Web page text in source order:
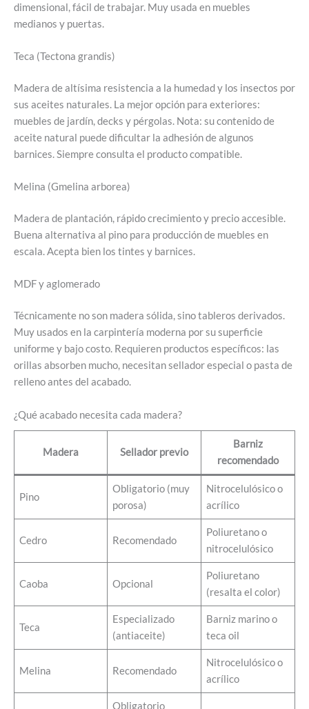
dimensional, fácil de trabajar. Muy usada en muebles
medianos y puertas.
Teca (Tectona grandis)
Madera de altísima resistencia a la humedad y los insectos por
sus aceites naturales. La mejor opción para exteriores:
muebles de jardín, decks y pérgolas. Nota: su contenido de
aceite natural puede dificultar la adhesión de algunos
barnices. Siempre consulta el producto compatible.
Melina (Gmelina arborea)
Madera de plantación, rápido crecimiento y precio accesible.
Buena alternativa al pino para producción de muebles en
escala. Acepta bien los tintes y barnices.
MDF y aglomerado
Técnicamente no son madera sólida, sino tableros derivados.
Muy usados en la carpintería moderna por su superficie
uniforme y bajo costo. Requieren productos específicos: las
orillas absorben mucho, necesitan sellador especial o pasta de
relleno antes del acabado.
¿Qué acabado necesita cada madera?
Madera Sellador previo
Barniz
recomendado
Pino
Obligatorio (muy
porosa)
Nitrocelulósico o
acrílico
Cedro Recomendado
Poliuretano o
nitrocelulósico
Caoba Opcional
Poliuretano
(resalta el color)
Teca
Especializado
(antiaceite)
Barniz marino o
teca oil
Melina Recomendado
Nitrocelulósico o
acrílico
Obligatorio